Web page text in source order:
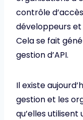
contrôle
développeurs et
Cela se fait
gestion d’API.
Il existe
gestion et les
qu’elles